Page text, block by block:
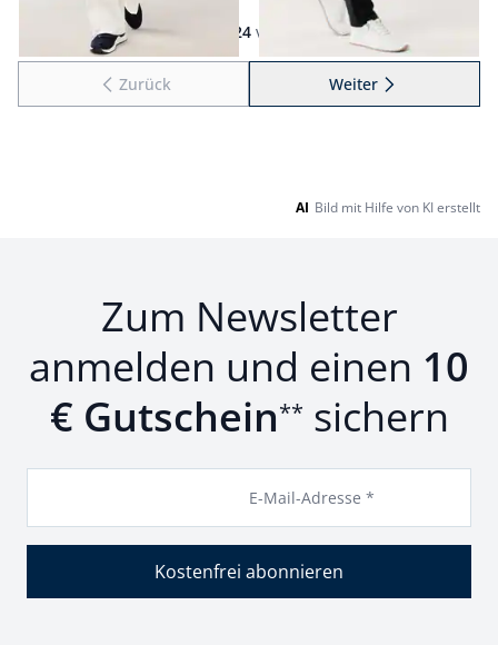
Seite 1 geladen. Zeige Produkte 1 bis 24 von 63.
24 von
Zurück Weiterzu Seite 2
AI Bild mit Hilfe von KI erstellt
Zum Newsletter
anmelden und einen 10
€ Gutschein** sichern
E-Mail-Adresse *
Kostenfrei abonnieren